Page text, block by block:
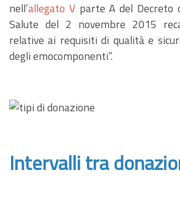
nell’allegato Vparte A del Decreto
Salute del 2 novembre 2015
relative ai requisiti di qualità e
degli emocomponenti”.
Intervalli tra